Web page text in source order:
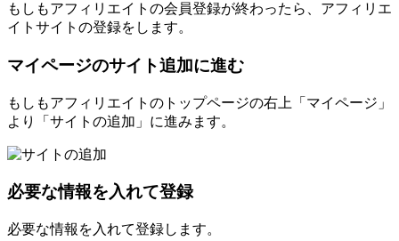
もしもアフィリエイトの会員登録が終わったら、アフィリエ
イトサイトの登録をします。
マイページのサイト追加に進む
もしもアフィリエイトのトップページの右上「マイページ」
より「サイトの追加」に進みます。
必要な情報を入れて登録
必要な情報を入れて登録します。